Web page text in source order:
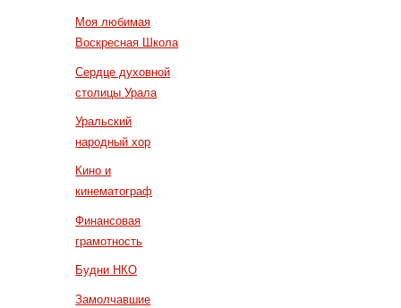
Моя любимая
Воскресная Школа
Сердце духовной
столицы Урала
Уральский
народный хор
Кино и
кинематограф
Финансовая
грамотность
Будни НКО
Замолчавшие